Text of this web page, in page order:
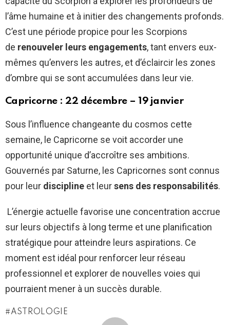
l’âme humaine et à initier des changements profonds.
C’est une période propice pour les Scorpions
de renouveler leurs engagements, tant envers eux-
mêmes qu’envers les autres, et d’éclaircir les zones
d’ombre qui se sont accumulées dans leur vie.
Capricorne : 22 décembre – 19 janvier
Sous l’influence changeante du cosmos cette
semaine, le Capricorne se voit accorder une
opportunité unique d’accroître ses ambitions.
Gouvernés par Saturne, les Capricornes sont connus
pour leur discipline et leursens des responsabilités.
L’énergie actuelle favorise une concentration accrue
sur leurs objectifs à long terme et une planification
stratégique pour atteindre leurs aspirations. Ce
moment est idéal pour renforcer leur réseau
professionnel et explorer de nouvelles voies qui
pourraient mener à un succès durable.
ASTROLOGIE